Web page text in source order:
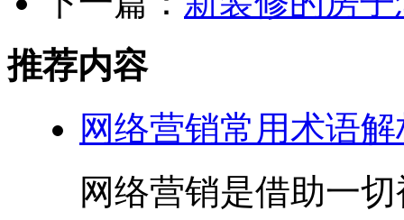
推荐内容
网络营销常用术语
网络营销是借助一